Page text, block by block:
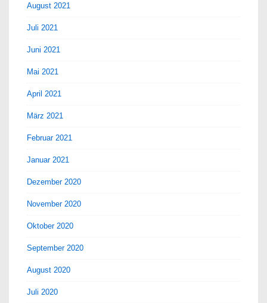
August 2021
Juli 2021
Juni 2021
Mai 2021
April 2021
März 2021
Februar 2021
Januar 2021
Dezember 2020
November 2020
Oktober 2020
September 2020
August 2020
Juli 2020